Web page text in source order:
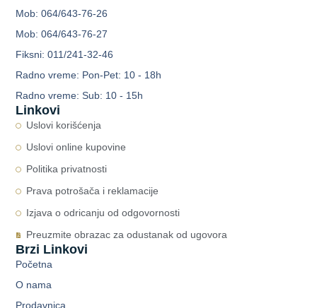
Linkovi
Uslovi korišćenja
Uslovi online kupovine
Politika privatnosti
Prava potrošača i reklamacije
Izjava o odricanju od odgovornosti
Preuzmite obrazac za odustanak od ugovora
Brzi Linkovi
Početna
O nama
Prodavnica
Mob: 064/643-76-26
Mob: 064/643-76-27
Fiksni: 011/241-32-46
Radno vreme: Pon-Pet: 10 - 18h
Radno vreme: Sub: 10 - 15h